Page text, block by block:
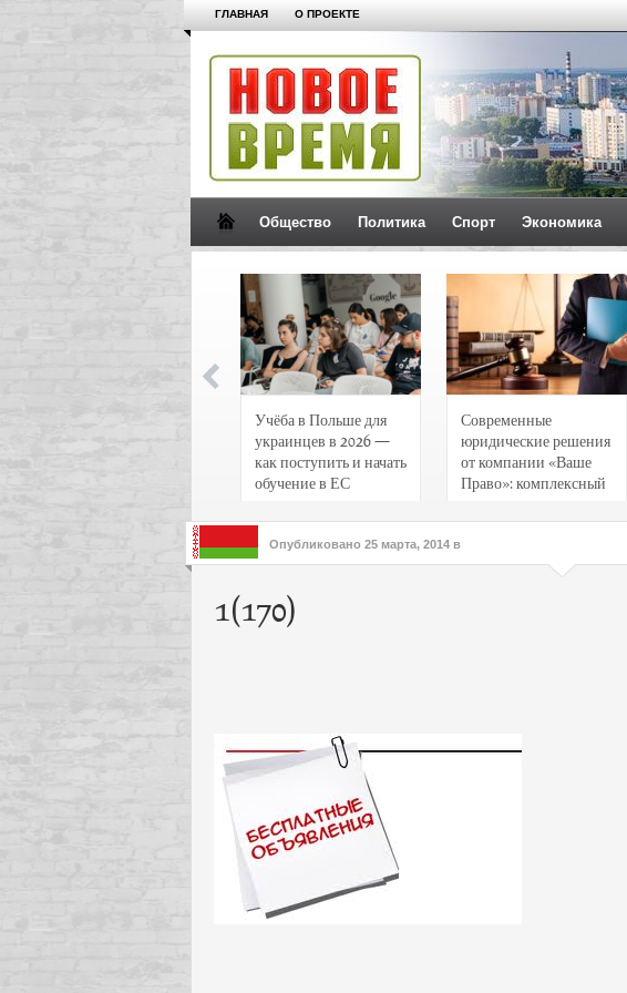
ГЛАВНАЯ О ПРОЕКТЕ
Общество Политика Спорт Экономика
Учёба в Польше для
украинцев в 2026 —
как поступить и начать
обучение в ЕС
Современные
юридические решения
от компании «Ваше
Право»: комплексный
интересов клиентов
Опубликовано 25 марта, 2014 в
1(170)